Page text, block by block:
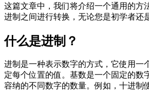
这篇文章中，我们将介绍一个通用的方
进制之间进行转换，无论您是初学者还
什么是进制？
进制是一种表示数字的方式，它使用一
定每个位置的值。基数是一个固定的数
容纳的不同数字的数量。例如，十进制